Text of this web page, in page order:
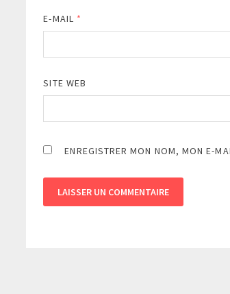
E-MAIL *
SITE WEB
ENREGISTRER MON NOM, MON E-